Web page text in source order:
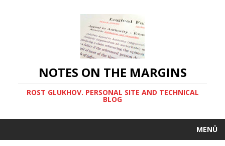
NOTES ON THE MARGINS
ROST GLUKHOV. PERSONAL SITE AND TECHNICAL
BLOG
MENÜ